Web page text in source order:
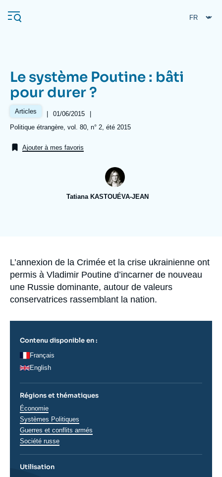
au
contenu
Navigation
principale
L'Ifri
Analyses
Proche-Orient
Le système Poutine : bâti
pour durer ?
Articles |
Date
de
publication
01/06/2015
|
Références
Politique étrangère, vol. 80, n° 2, été 2015
Ajouter à mes favoris
Tatiana KASTOUÉVA-JEAN
Accroche
L’annexion de la Crimée et la crise ukrainienne ont
permis à Vladimir Poutine d’incarner de nouveau
une Russie dominante, autour de valeurs
conservatrices rassemblant la nation.
Contenu disponible en :
Français
English
Régions et thématiques
Thématiques
analyses
Économie
Systèmes Politiques
Guerres et conflits armés
Régions
Société russe
Utilisation